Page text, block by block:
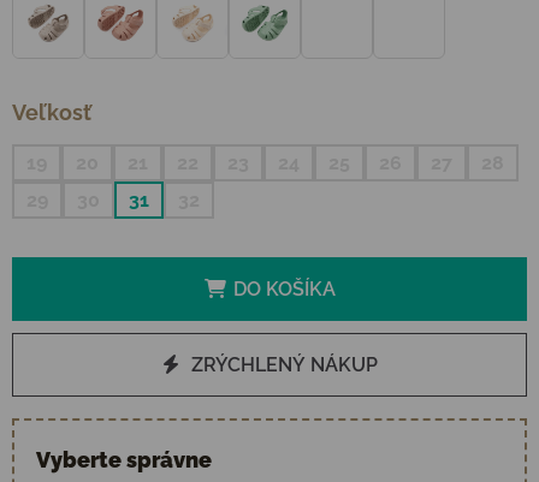
Veľkosť
31
DO KOŠÍKA
ZRÝCHLENÝ NÁKUP
Vyberte správne